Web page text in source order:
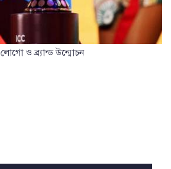
ও ব্র্যান্ড উন্মোচন